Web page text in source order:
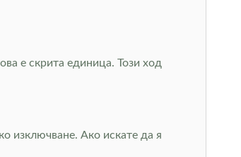
е скрита единица. Този ход
изключване. Ако искате да я